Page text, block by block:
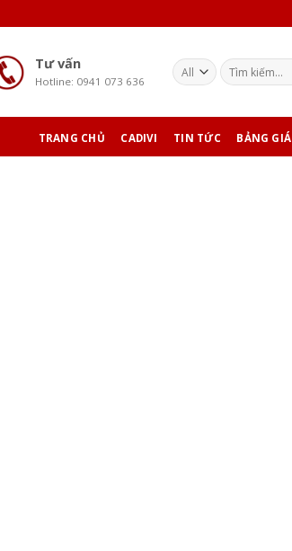
Tư vấn
Hotline: 0941 073 636
TRANG CHỦ CADIVI TIN TỨC BẢNG GIÁ